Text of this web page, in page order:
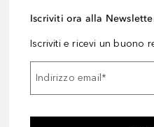
Iscriviti ora alla
Iscriviti e ricevi un buono
Indirizzo email*